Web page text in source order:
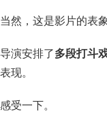
当然，这是影片的表
导演安排了多段打斗
表现。
感受一下。